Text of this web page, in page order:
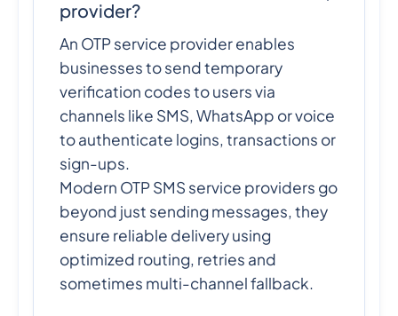
provider?
An OTP service provider enables
businesses to send temporary
verification codes to users via
channels like SMS, WhatsApp or voice
to authenticate logins, transactions or
sign-ups.
Modern OTP SMS service providers go
beyond just sending messages, they
ensure reliable delivery using
optimized routing, retries and
sometimes multi-channel fallback.